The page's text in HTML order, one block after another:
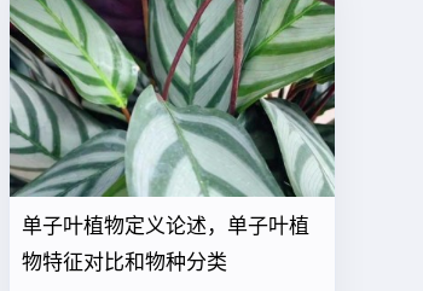
单子叶植物定义论述，单子叶植
物特征对比和物种分类